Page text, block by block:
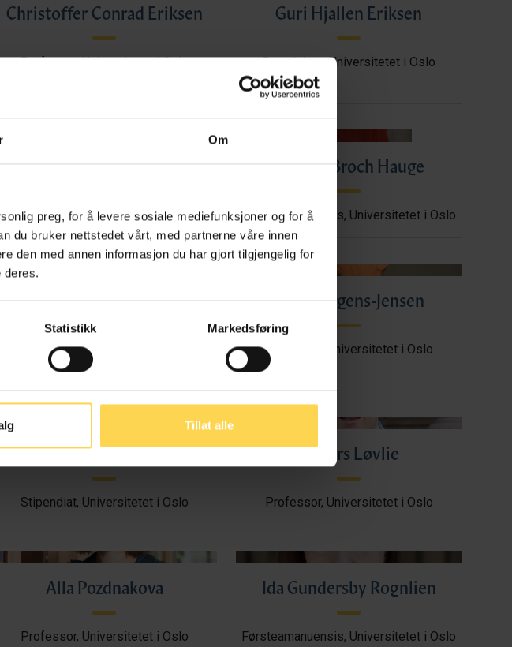
Om
preg, for å levere sosiale mediefunksjoner og for å
du bruker nettstedet vårt, med partnerne våre innen
den med annen informasjon du har gjort tilgjengelig for
deres.
Statistikk Markedsføring
Tillat alle
Christoffer Conrad Eriksen
Professor, Universitetet i Oslo
Guri Hjallen Eriksen
Postdoktor, Universitetet i Oslo
Birgitte Hagland
Professor, Universitetet i Oslo
Katrine Broch Hauge
Førsteamanuensis, Universitetet i Oslo
Moltumyr Høgberg
Professor, Universitetet i Oslo
Harald Irgens-Jensen
Professor, Universitetet i Oslo
Simen Lium
Stipendiat, Universitetet i Oslo
Anders Løvlie
Professor, Universitetet i Oslo
Alla Pozdnakova
Professor, Universitetet i Oslo
Ida Gundersby Rognlien
Førsteamanuensis, Universitetet i Oslo